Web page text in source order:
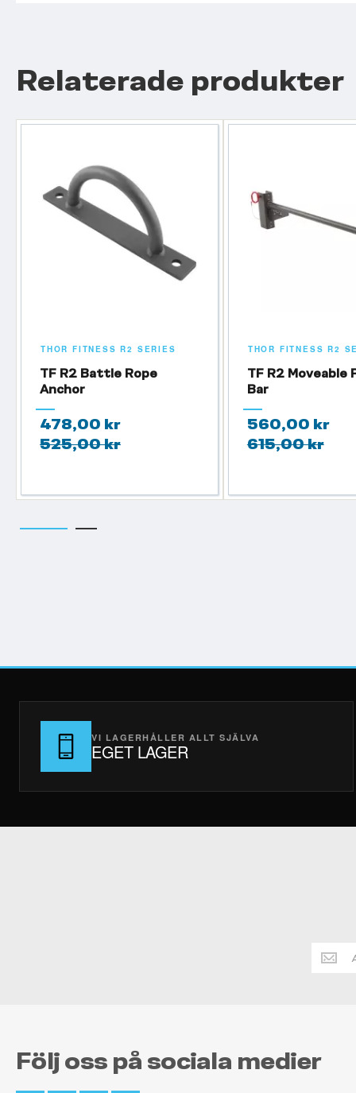
Relaterade produkter
THOR FITNESS R2 SERIES
TF R2 Battle Rope
Anchor
478,00 kr
525,00 kr
THOR FITNESS R2
TF R2 Moveable
Bar
560,00 kr
615,00 kr
VI LAGERHÅLLER ALLT SJÄLVA
EGET LAGER
Håll
dig
Följ oss på sociala medier